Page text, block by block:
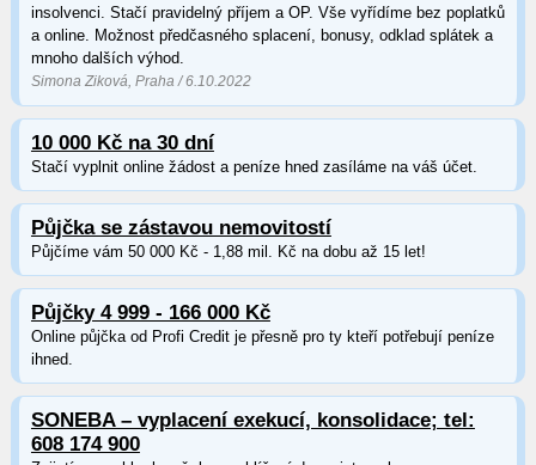
insolvenci. Stačí pravidelný příjem a OP. Vše vyřídíme bez poplatků
a online. Možnost předčasného splacení, bonusy, odklad splátek a
mnoho dalších výhod.
Simona Ziková, Praha / 6.10.2022
10 000 Kč na 30 dní
Stačí vyplnit online žádost a peníze hned zasíláme na váš účet.
Půjčka se zástavou nemovitostí
Půjčíme vám 50 000 Kč - 1,88 mil. Kč na dobu až 15 let!
Půjčky 4 999 - 166 000 Kč
Online půjčka od Profi Credit je přesně pro ty kteří potřebují peníze
ihned.
SONEBA – vyplacení exekucí, konsolidace; tel:
608 174 900